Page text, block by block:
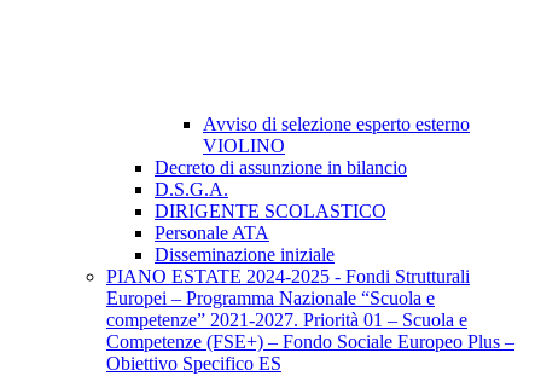
Avviso di selezione esperto esterno
VIOLINO
Decreto di assunzione in bilancio
D.S.G.A.
DIRIGENTE SCOLASTICO
Personale ATA
Disseminazione iniziale
PIANO ESTATE 2024-2025 - Fondi Strutturali
Europei – Programma Nazionale “Scuola e
competenze” 2021-2027. Priorità 01 – Scuola e
Competenze (FSE+) – Fondo Sociale Europeo Plus –
Obiettivo Specifico ES